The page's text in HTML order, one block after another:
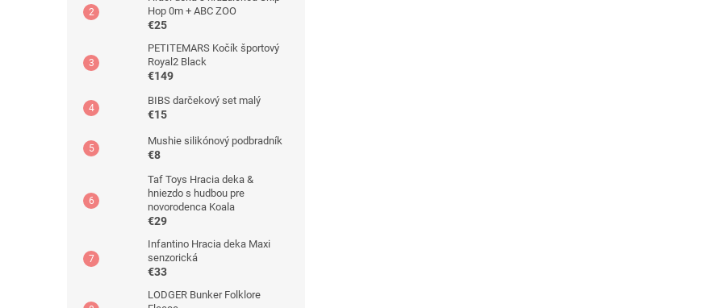
Hop 0m + ABC ZOO
€25
PETITEMARS Kočík športový
Royal2 Black
€149
BIBS darčekový set malý
€15
Mushie silikónový podbradník
€8
Taf Toys Hracia deka &
hniezdo s hudbou pre
novorodenca Koala
€29
Infantino Hracia deka Maxi
senzorická
€33
LODGER Bunker Folklore